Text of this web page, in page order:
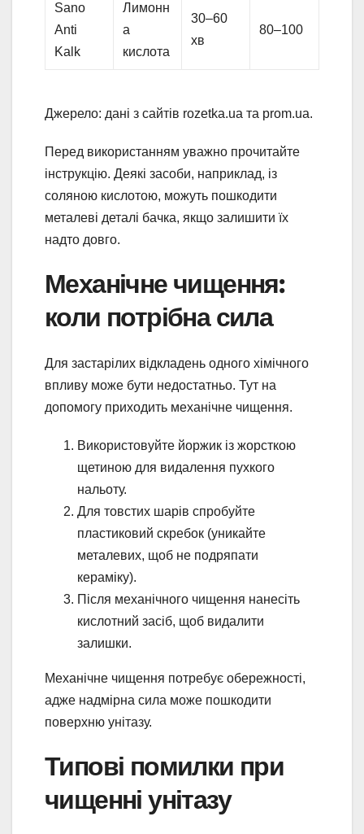
Sano
Anti
Kalk
Лимонн
а
кислота
30–60
хв
80–100
Джерело: дані з сайтів rozetka.ua та prom.ua.
Перед використанням уважно прочитайте
інструкцію. Деякі засоби, наприклад, із
соляною кислотою, можуть пошкодити
металеві деталі бачка, якщо залишити їх
надто довго.
Механічне чищення:
коли потрібна сила
Для застарілих відкладень одного хімічного
впливу може бути недостатньо. Тут на
допомогу приходить механічне чищення.
Використовуйте йоржик із жорсткою
щетиною для видалення пухкого
нальоту.
Для товстих шарів спробуйте
пластиковий скребок (уникайте
металевих, щоб не подряпати
кераміку).
Після механічного чищення нанесіть
кислотний засіб, щоб видалити
залишки.
Механічне чищення потребує обережності,
адже надмірна сила може пошкодити
поверхню унітазу.
Типові помилки при
чищенні унітазу